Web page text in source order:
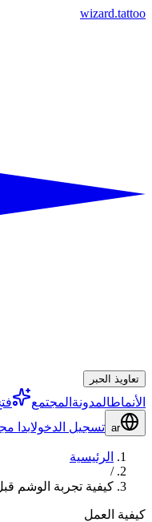
wizard.tattoo
تعاويذ الحبر
الأنماطالمدونةالمجتمع
ar تسجيل الدخولابدا
الرئيسية
/
كيفية تجربة الوشم
كيفية العمل